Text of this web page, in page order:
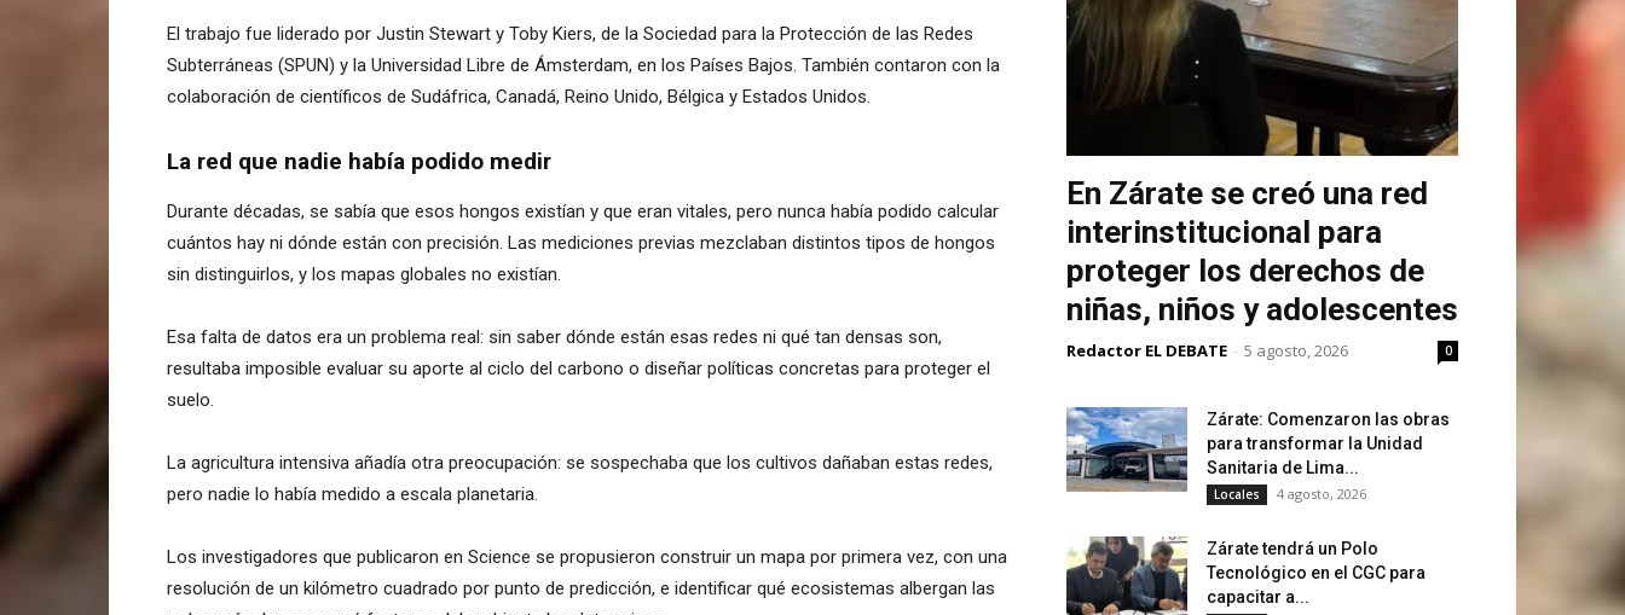
El trabajo fue liderado por Justin Stewart y Toby Kiers, de la Sociedad para la Protección de las Redes
Subterráneas (SPUN) y la Universidad Libre de Ámsterdam, en los Países Bajos. También contaron con la
colaboración de científicos de Sudáfrica, Canadá, Reino Unido, Bélgica y Estados Unidos.
La red que nadie había podido medir
Durante décadas, se sabía que esos hongos existían y que eran vitales, pero nunca había podido calcular
cuántos hay ni dónde están con precisión. Las mediciones previas mezclaban distintos tipos de hongos
sin distinguirlos, y los mapas globales no existían.
Esa falta de datos era un problema real: sin saber dónde están esas redes ni qué tan densas son,
resultaba imposible evaluar su aporte al ciclo del carbono o diseñar políticas concretas para proteger el
suelo.
La agricultura intensiva añadía otra preocupación: se sospechaba que los cultivos dañaban estas redes,
pero nadie lo había medido a escala planetaria.
Los investigadores que publicaron en Science se propusieron construir un mapa por primera vez, con una
resolución de un kilómetro cuadrado por punto de predicción, e identificar qué ecosistemas albergan las
En Zárate se creó una red
interinstitucional para
proteger los derechos de
niñas, niños y adolescentes
Redactor EL DEBATE - 5 agosto, 2026 0
Zárate: Comenzaron las obras
para transformar la Unidad
Sanitaria de Lima...
Locales 4 agosto, 2026
Zárate tendrá un Polo
Tecnológico en el CGC para
capacitar a...